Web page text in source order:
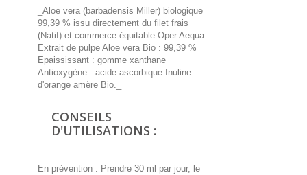
_Aloe vera (barbadensis Miller) biologique
99,39 % issu directement du filet frais
(Natif) et commerce équitable Oper Aequa.
Extrait de pulpe Aloe vera Bio : 99,39 %
Epaississant : gomme xanthane
Antioxygène : acide ascorbique Inuline
d'orange amère Bio._
CONSEILS
D'UTILISATIONS :
En prévention : Prendre 30 ml par jour, le